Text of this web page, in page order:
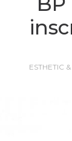
ESTHETIC